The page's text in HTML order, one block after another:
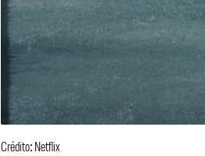
Crédito: Netflix